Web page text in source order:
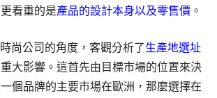
看重的是產品的設計本身以及零售價 。
尚公司的角度，客觀分析了生產地選址
大影響。這首先由目標市場的位置來決
個品牌的主要市場在歐洲，那麼選擇在